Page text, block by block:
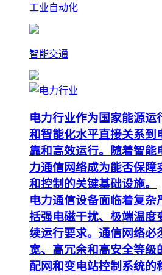
工业自动化
智能交通
电力行业作为国家能源运
和智能化水平直接关系到
靠和高效运行。随着智能
力通信网络成为能否保障
和控制的关键基础设施。
电力通信设备面临着复杂
括强电磁干扰、极端温度
续运行要求。通信网络必
宽、高冗余和高安全等级
配网和变电站控制系统的